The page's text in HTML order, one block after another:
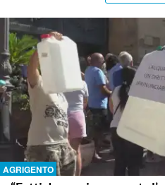
AGRIGENTO